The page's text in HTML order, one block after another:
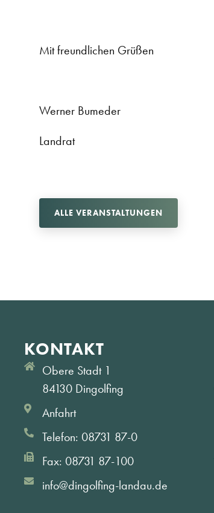
Mit freundlichen Grüßen
Werner Bumeder
Landrat
ALLE VERANSTALTUNGEN
KONTAKT
Obere Stadt 1
84130 Dingolfing
Anfahrt
Telefon: 08731 87-0
Fax: 08731 87-100
info@dingolfing-landau.de